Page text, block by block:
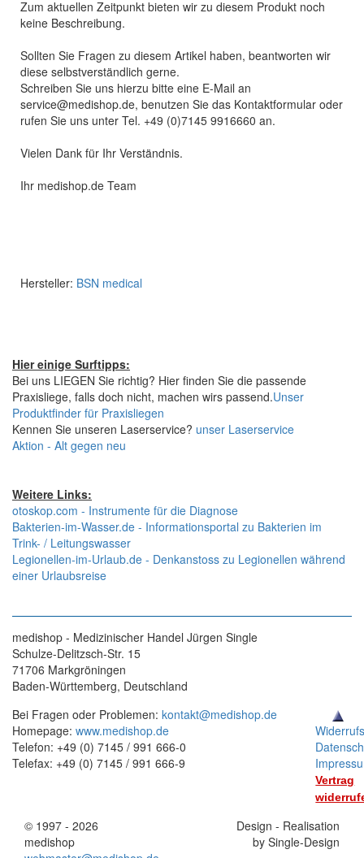
Zum aktuellen Zeitpunkt bieten wir zu diesem Produkt noch
keine Beschreibung.
Sollten Sie Fragen zu diesem Artikel haben, beantworten wir
diese selbstverständlich gerne.
Schreiben Sie uns hierzu bitte eine E-Mail an
service@medishop.de, benutzen Sie das Kontaktformular oder
rufen Sie uns unter Tel. +49 (0)7145 9916660 an.
Vielen Dank für Ihr Verständnis.
Ihr medishop.de Team
Hersteller: BSN medical
Hier einige Surftipps:
Bei uns LIEGEN Sie richtig? Hier finden Sie die passende
Praxisliege, falls doch nicht, machen wirs passend.Unser
Produktfinder für Praxisliegen
Kennen Sie unseren Laserservice? unser Laserservice
Aktion - Alt gegen neu
Weitere Links:
otoskop.com - Instrumente für die Diagnose
Bakterien-im-Wasser.de - Informationsportal zu Bakterien im
Trink- / Leitungswasser
Legionellen-im-Urlaub.de - Denkanstoss zu Legionellen während
einer Urlaubsreise
medishop - Medizinischer Handel Jürgen Single
Schulze-Delitzsch-Str. 15
71706 Markgröningen
Baden-Württemberg, Deutschland
Bei Fragen oder Problemen: kontakt@medishop.de
Homepage: www.medishop.de
Telefon: +49 (0) 7145 / 991 666-0
Telefax: +49 (0) 7145 / 991 666-9
Vertrag
© 1997 - 2026
medishop
Design - Realisation
by Single-Design